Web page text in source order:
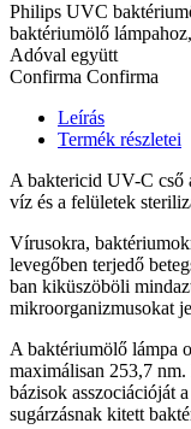
Philips UVC
baktériumölő
Adóval együtt
Confirma Confirma
Leírás
Termék részletei
A baktericid UV-C cső
víz és a felületek
Vírusokra,
levegőben terjedő
ban kiküszöböli
mikroorganizmusokat
A baktériumölő lámpa
maximálisan 253,7
bázisok asszociációját
sugárzásnak kitett